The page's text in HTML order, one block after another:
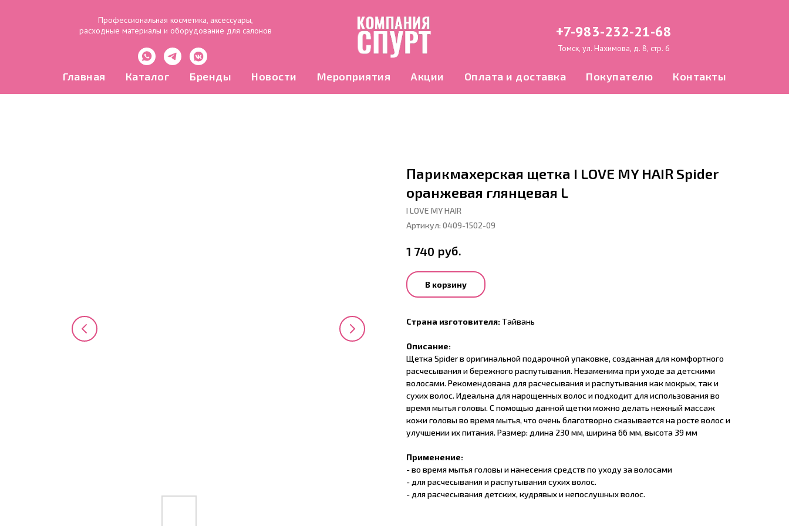
Профессиональная косметика, аксессуары,
расходные материалы и оборудование для салонов
+7-983-232-21-68
Томск, ул. Нахимова, д. 8, стр. 6
Главная Каталог Бренды Новости Мероприятия Акции Оплата и доставка Покупателю Контакты
Парикмахерская щетка I LOVE MY HAIR Spider
оранжевая глянцевая L
I LOVE MY HAIR
Артикул: 0409-1502-09
1 740 руб.
В корзину
Страна изготовителя:Тайвань
Описание:
Щетка Spider в оригинальной подарочной упаковке, созданная для комфортного
расчесывания и бережного распутывания. Незаменима при уходе за детскими
волосами. Рекомендована для расчесывания и распутывания как мокрых, так и
сухих волос. Идеальна для нарощенных волос и подходит для использования во
время мытья головы. С помощью данной щетки можно делать нежный массаж
кожи головы во время мытья, что очень благотворно сказывается на росте волос и
улучшении их питания. Размер: длина 230 мм, ширина 66 мм, высота 39 мм
Применение:
- во время мытья головы и нанесения средств по уходу за волосами
- для расчесывания и распутывания сухих волос.
- для расчесывания детских, кудрявых и непослушных волос.